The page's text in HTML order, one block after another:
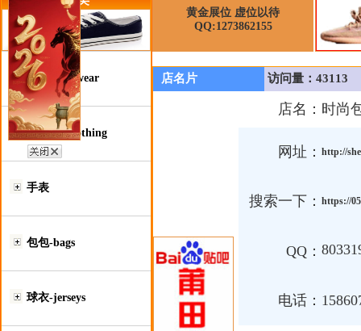
鞋类-Footwear
服装类-Clothing
手表
包包-bags
球衣-jerseys
黄金展位 虚位以待
QQ:1273862155
店名片 访问量：43113
店名： 时尚
网址： http://
搜索一下： https://
QQ：
电话：